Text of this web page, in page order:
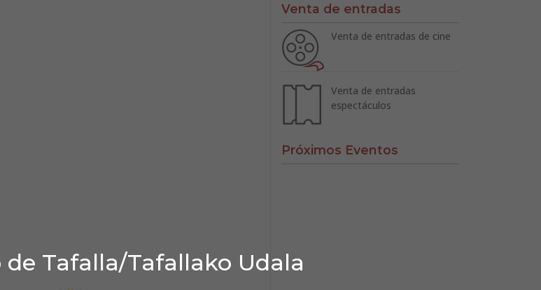
Tafalla/Tafallako Udala
Venta de entradas
Venta de entradas de cine
Venta de entradas
espectáculos
Próximos Eventos